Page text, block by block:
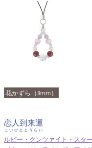
花かずら（8mm）
恋人到来運
こいびととうらい
ルビー・クンツァイト・スタ